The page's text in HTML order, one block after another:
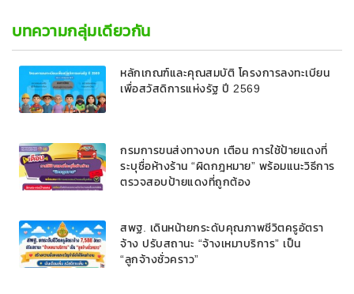
บทความกลุ่มเดียวกัน
หลักเกณฑ์และคุณสมบัติ โครงการลงทะเบียน
เพื่อสวัสดิการแห่งรัฐ ปี 2569
กรมการขนส่งทางบก เตือน การใช้ป้ายแดงที่
ระบุชื่อห้างร้าน “ผิดกฎหมาย” พร้อมแนะวิธีการ
ตรวจสอบป้ายแดงที่ถูกต้อง
สพฐ. เดินหน้ายกระดับคุณภาพชีวิตครูอัตรา
จ้าง ปรับสถานะ “จ้างเหมาบริการ” เป็น
“ลูกจ้างชั่วคราว”